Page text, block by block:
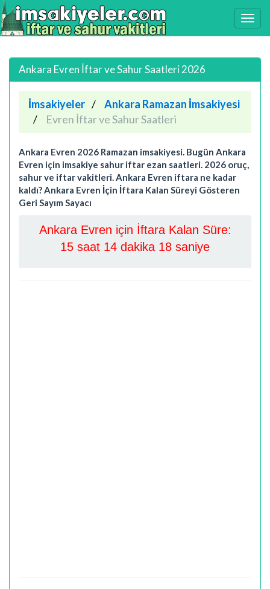
Ankara Evren İftar ve Sahur Saatleri 2026
İmsakiyeler
Ankara Ramazan İmsakiyesi
Evren İftar ve Sahur Saatleri
Ankara Evren 2026 Ramazan imsakiyesi. Bugün Ankara
Evren için imsakiye sahur iftar ezan saatleri. 2026 oruç,
sahur ve iftar vakitleri. Ankara Evren iftara ne kadar
kaldı? Ankara Evren İçin İftara Kalan Süreyi Gösteren
Geri Sayım Sayacı
Ankara Evren için İftara Kalan Süre:
15 saat 14 dakika 17 saniye